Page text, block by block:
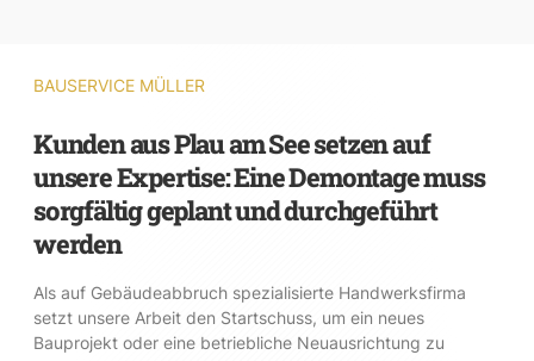
BAUSERVICE MÜLLER
Kunden aus Plau am See setzen auf
unsere Expertise: Eine Demontage muss
sorgfältig geplant und durchgeführt
werden
Als auf Gebäudeabbruch spezialisierte Handwerksfirma
setzt unsere Arbeit den Startschuss, um ein neues
Bauprojekt oder eine betriebliche Neuausrichtung zu